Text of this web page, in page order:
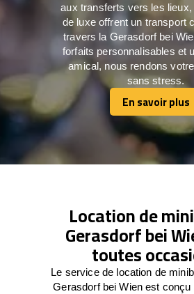
aux transferts vers les lieux,
de luxe offrent un transport
travers la Gerasdorf bei
forfaits personnalisables et
amical, nous rendons
sans stress.
En savoir plus
En savoir plus
Location de
Gerasdorf bei
toutes
Le service de location de
Gerasdorf bei Wien est conçu